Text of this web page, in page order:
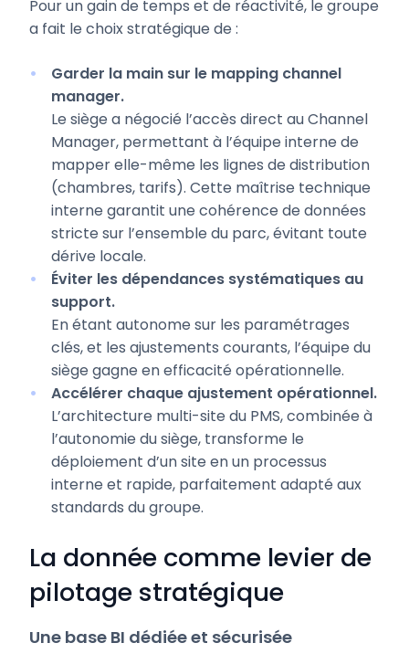
Pour un gain de temps et de réactivité, le groupe
a fait le choix stratégique de :
Garder la main sur le mapping channel
manager.
Le siège a négocié l’accès direct au Channel
Manager, permettant à l’équipe interne de
mapper elle-même les lignes de distribution
(chambres, tarifs). Cette maîtrise technique
interne garantit une cohérence de données
stricte sur l’ensemble du parc, évitant toute
dérive locale.
Éviter les dépendances systématiques au
support.
En étant autonome sur les paramétrages
clés, et les ajustements courants, l’équipe du
siège gagne en efficacité opérationnelle.
Accélérer chaque ajustement opérationnel.
L’architecture multi-site du PMS, combinée à
l’autonomie du siège, transforme le
déploiement d’un site en un processus
interne et rapide, parfaitement adapté aux
standards du groupe.
La donnée comme levier de
pilotage stratégique
Une base BI dédiée et sécurisée